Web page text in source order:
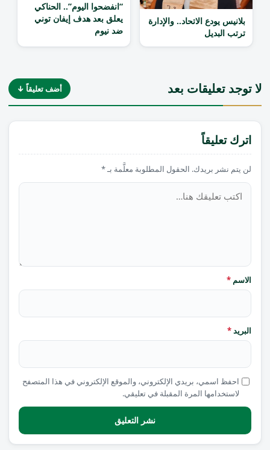
بلانيس يودع الاتحاد.. والإدارة
ترتب البديل
“انفضحوا اليوم”.. الحناكي
يعلق بعد هدف إيفان توني
ضد نيوم
لا توجد تعليقات بعد أضف تعليقاً ↓
اترك تعليقاً
لن يتم نشر بريدك. الحقول المطلوبة معلَّمة بـ *
تعليق
الاسم *
البريد*
احفظ اسمي، بريدي الإلكتروني، والموقع الإلكتروني في هذا المتصفح
لاستخدامها المرة المقبلة في تعليقي.
نشر التعليق